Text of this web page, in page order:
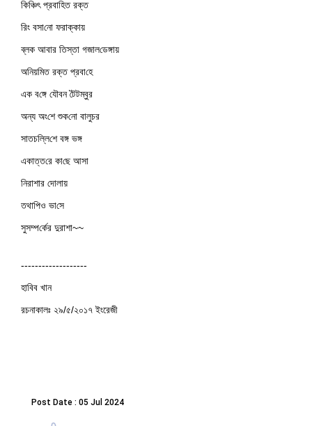
কি‌ঞ্চিৎ প্রবা‌হিত রক্ত‌
রিং বসা‌নো ফরাক্কায়
ব্লক আবার তিস্তা গজাল‌ডেঙ্গায়
অ‌নিয়‌মিত রক্ত প্রবা‌হে
এক ব‌ঙ্গে যৌবন টৈটম্বুর
অন্য অং‌শে শুক‌নো বালুচর
সাতচ‌ল্লি‌শে বঙ্গ ভঙ্গ
একাত্ত‌রে কা‌ছে আসা‌
নিরাশার দোলায়
তথা‌পিও ভা‌সে
স‌ুসম্প‌র্কের দুরাশা~~
-------------------
হাবিব খান
রচনাকালঃ ২৯/৫/২০১৭ ইংরেজী
Post Date : 05 Jul 2024